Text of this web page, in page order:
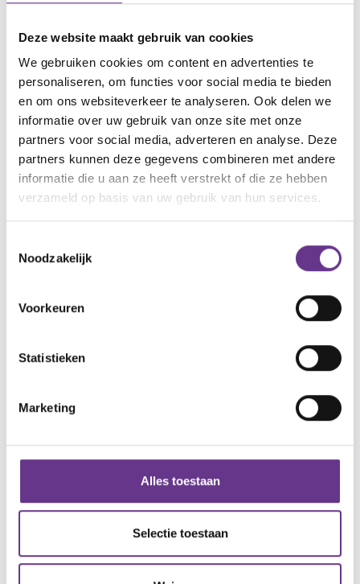
Deze website maakt gebruik van cookies
We gebruiken cookies om content en advertenties te
personaliseren, om functies voor social media te bieden
en om ons websiteverkeer te analyseren. Ook delen we
informatie over uw gebruik van onze site met onze
partners voor social media, adverteren en analyse. Deze
partners kunnen deze gegevens combineren met andere
informatie die u aan ze heeft verstrekt of die ze hebben
verzameld op basis van uw gebruik van hun services.
Noodzakelijk
Voorkeuren
Statistieken
Marketing
Alles toestaan
Selectie toestaan
Note van Sophi:
Voel jij je aangesproken door het verhaal van
Melinda en wil je met haar in contact komen? Je
kunt haar ook volgen via
Instagram
vol met interviews van zorgmoeders. Je kunt het E-
Reacties
Alle reacties lezen?
Log inen lees reacties van anderen. Stel vragen